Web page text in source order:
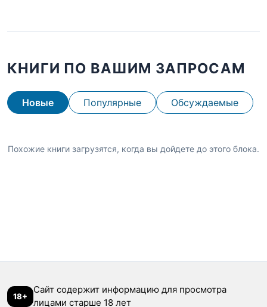
КНИГИ ПО ВАШИМ ЗАПРОСАМ
Новые Популярные Обсуждаемые
Похожие книги загрузятся, когда вы дойдете до этого блока.
18+
Сайт содержит информацию для просмотра
лицами старше 18 лет